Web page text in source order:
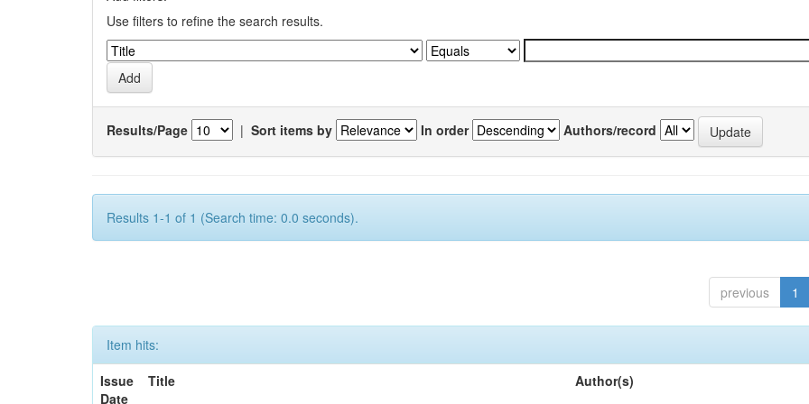
Use filters to refine the search results.
Results/Page | Sort items by In order Authors/record
Results 1-1 of 1 (Search time: 0.0 seconds).
previous 1
Item hits:
Issue
Date
Title Author(s)